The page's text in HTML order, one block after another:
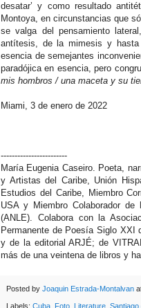
desatar’ y como resultado
Montoya, en circunstancias que
se valga del pensamiento
antítesis, de la mimesis y hasta
esencia de semejantes
paradójica en esencia, pero
mis hombros / una maceta y su
Miami, 3 de enero de 2022
------------------------
María Eugenia Caseiro. Poeta,
y Artistas del Caribe, Unión
Estudios del Caribe, Miembro
USA y Miembro Colaborador de
(ANLE). Colabora con la
Permanente de Poesía Siglo
y de la editorial ARJÉ; de
más de una veintena de libros y
Posted by Joaquin Estrada-Montalvan
Labels: Cuba Foto Literature Santiago